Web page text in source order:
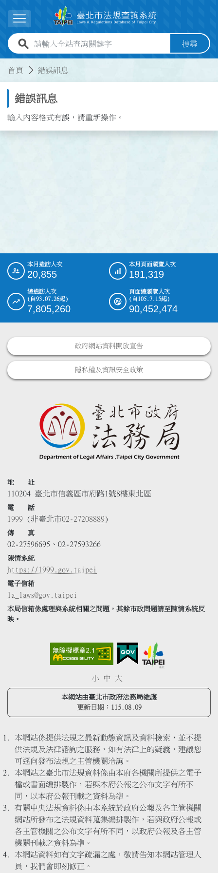
展開選單
全站查詢關鍵字欄位 搜尋
首頁 錯誤訊息
錯誤訊息
輸入內容格式有誤，請重新操作。
::: 本月造訪人次
20,855
本月頁面瀏覽人次
191,319
總造訪人次
(自93.07.26起)
7,805,260
頁面總瀏覽人次
(自105.7.15起)
90,452,474
政府網站資料開放宣告
隱私權及資訊安全政策
地 址
110204 臺北市信義區市府路1號8樓東北區
電 話
1999 (非臺北市02-27208889)
傳 真
02-27596695、02-27593266
陳情系統
https://1999.gov.taipei
電子信箱
la_laws@gov.taipei
本局信箱係處理與系統相關之問題，其餘市政問題請至陳情系統反
映。
小 中 大
本網站由臺北市政府法務局維護
更新日期： 115.08.09
本網站係提供法規之最新動態資訊及資料檢索，並不提
供法規及法律諮詢之服務，如有法律上的疑義，建議您
可逕向發布法規之主管機關洽詢。
本網站之臺北市法規資料係由本府各機關所提供之電子
檔或書面編排製作，若與本府公報之公布文字有所不
同，以本府公報刊載之資料為準。
有關中央法規資料係由本系統於政府公報及各主管機關
網站所發布之法規資料蒐集編排製作，若與政府公報或
各主管機關之公布文字有所不同，以政府公報及各主管
機關刊載之資料為準。
本網站資料如有文字疏漏之處，敬請告知本網站管理人
員，我們會即刻修正。